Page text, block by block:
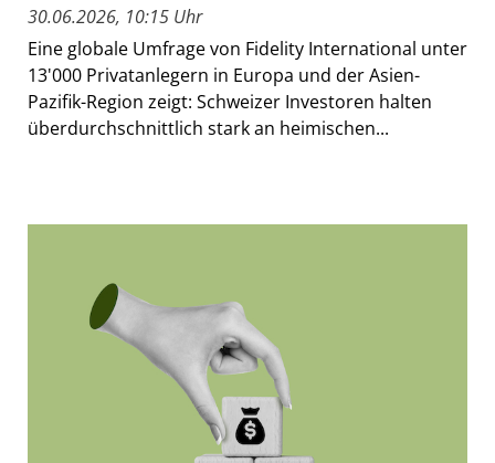
30.06.2026, 10:15 Uhr
Eine globale Umfrage von Fidelity International unter
13'000 Privatanlegern in Europa und der Asien-
Pazifik-Region zeigt: Schweizer Investoren halten
überdurchschnittlich stark an heimischen...